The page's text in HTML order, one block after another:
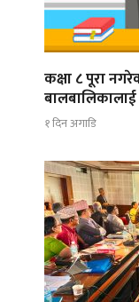
कक्षा ८ पूरा
१ दिन अगाडि